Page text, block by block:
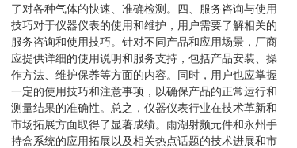
了对各种气体的快速、准确检测。四、服务咨询与使用
技巧对于仪器仪表的使用和维护，用户需要了解相关的
服务咨询和使用技巧。针对不同产品和应用场景，厂商
应提供详细的使用说明和服务支持，包括产品安装、操
作方法、维护保养等方面的内容。同时，用户也应掌握
一定的使用技巧和注意事项，以确保产品的正常运行和
测量结果的准确性。总之，仪器仪表行业在技术革新和
市场拓展方面取得了显著成绩。雨湖射频元件和永州手
持盒系统的应用拓展以及相关热点话题的技术进展和市